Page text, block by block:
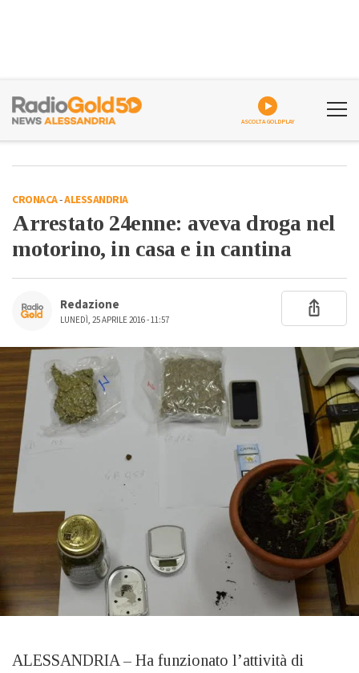
ASCOLTA GOLDPLAY
CRONACA-ALESSANDRIA
Arrestato 24enne: aveva droga nel
motorino, in casa e in cantina
Redazione
LUNEDÌ, 25 APRILE 2016 - 11:57
ALESSANDRIA – Ha funzionato l’attività di